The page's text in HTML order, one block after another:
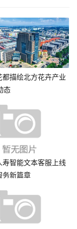
都描绘北方花卉产业
态
寿智能文本客服上线
务新篇章